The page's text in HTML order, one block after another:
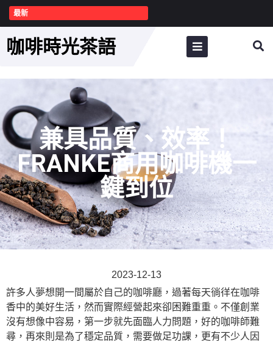
最新
咖啡時光茶語
兼具品質、效率！
FRANKE商用咖啡機一
鍵到位
2023-12-13
許多人夢想開一間屬於自己的咖啡廳，過著每天徜徉在咖啡
香中的美好生活，然而實際經營起來卻困難重重。不僅創業
沒有想像中容易，第一步就先面臨人力問題，好的咖啡師難
尋，再來則是為了穩定品質，需要做足功課，更有不少人因